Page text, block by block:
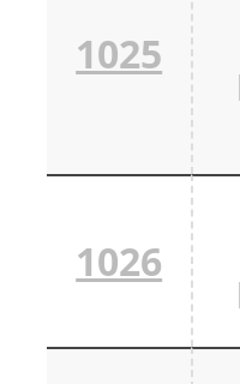
1025
1026